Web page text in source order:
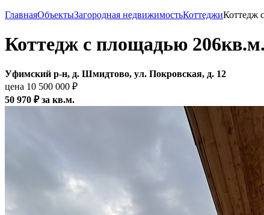
ГлавнаяОбъектыЗагородная недвижимостьКоттеджиКоттедж
Коттедж с площадью
Уфимский р-н, д. Шмидтово, ул. Покровская, д. 12
цена 10 500 000 ₽
50 970 ₽ за кв.м.